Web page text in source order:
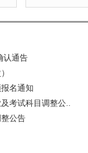
认通告
名通知
考试科目调整公..
公告